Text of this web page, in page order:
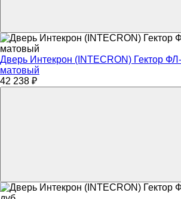
Дверь Интекрон (INTECRON) Гектор
матовый
42 238 ₽